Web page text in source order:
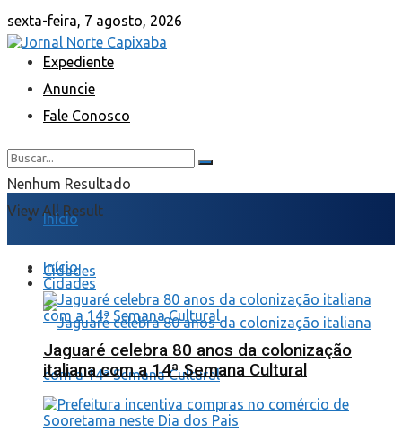
sexta-feira, 7 agosto, 2026
Expediente
Anuncie
Fale Conosco
Nenhum Resultado
View All Result
Início
Cidades
Início
Cidades
Jaguaré celebra 80 anos da colonização
italiana com a 14ª Semana Cultural